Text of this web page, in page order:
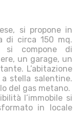
si propone in
di circa 150 mq.
si compone di
un garage, un
L’abitazione
stella salentine.
del gas metano.
l’immobile si
in locale